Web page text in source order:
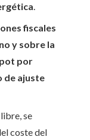
.
fiscales
y sobre la
por
de ajuste
se
coste del